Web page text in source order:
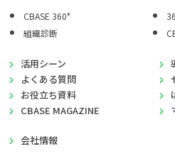
CBASE 360°
組織診断
活用シーン
よくある質問
お役立ち資料
CBASE MAGAZINE
会社情報